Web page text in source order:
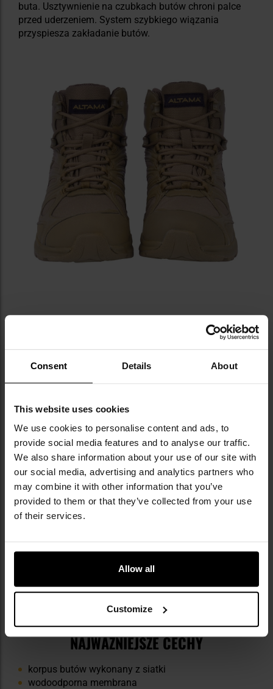
Consent Details About
This website uses cookies
We use cookies to personalise content and ads, to
provide social media features and to analyse our traffic.
We also share information about your use of our site with
our social media, advertising and analytics partners who
may combine it with other information that you’ve
provided to them or that they’ve collected from your use
of their services.
Allow all
Customize
buta. Usztywnienie na czubkach butów chroni palce
przed uderzeniem. System szybkiego wiązania
przyspiesza zakładanie butów.
ANTYPOŚLIZGOWA PODESZWA,
TECHNOLOGIA PANAMA SOLE
Antypoślizgowa podeszwa wykonana z gumy SOF
ROC w technologii Panama Sole gwarantuje stabilność
w każdych warunkach. Środek podeszwy wykonany
jest z pianki EVA o podwójnej gęstości, co znacznie
zwiększa komfort podczas długich wędrówek.
Konstrukcja butów stworzona bez metalowych
komponentów, przez co buty są niewykrywalne
NAJWAŻNIEJSZE CECHY
korpus butów wykonany z siatki
wodoodporna membrana